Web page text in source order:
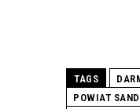
TAGS
POWIAT